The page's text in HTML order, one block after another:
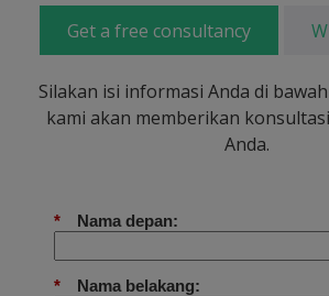
Get a free consultancy
Silakan isi informasi Anda di
kami akan memberikan
Anda.